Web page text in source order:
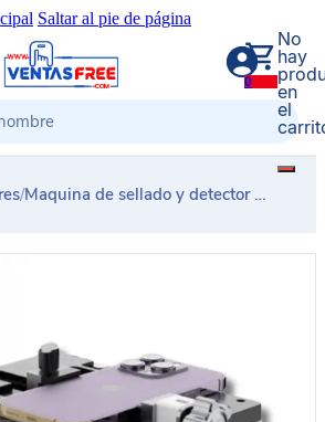
Saltar al pie de página
0
No
hay
en
el
/Maquina de sellado y detector pantallas de celular TBK 207